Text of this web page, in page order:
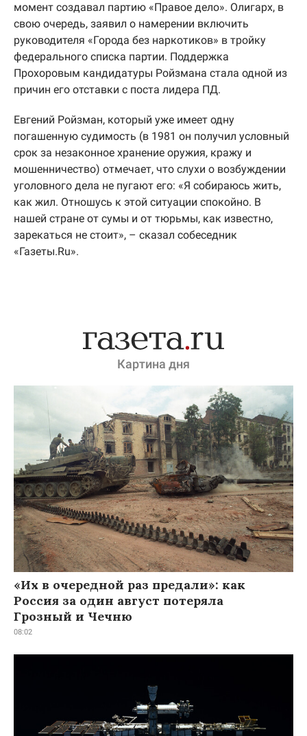
момент создавал партию «Правое дело». Олигарх, в
свою очередь, заявил о намерении включить
руководителя «Города без наркотиков» в тройку
федерального списка партии. Поддержка
Прохоровым кандидатуры Ройзмана стала одной из
причин его отставки с поста лидера ПД.
Евгений Ройзман, который уже имеет одну
погашенную судимость (в 1981 он получил условный
срок за незаконное хранение оружия, кражу и
мошенничество) отмечает, что слухи о возбуждении
уголовного дела не пугают его: «Я собираюсь жить,
как жил. Отношусь к этой ситуации спокойно. В
нашей стране от сумы и от тюрьмы, как известно,
зарекаться не стоит», – сказал собеседник
«Газеты.Ru».
Картина дня
«Их в очередной раз предали»: как
Россия за один август потеряла
Грозный и Чечню
08:02